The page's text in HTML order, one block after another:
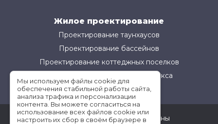
Жилое проектирование
Проектирование таунхаусов
Проектирование бассейнов
Проектирование коттеджных поселков
Проектирование жилого комплекса
©АМ-Проект все права защищены
Мы используем файлы cookie для
обеспечения стабильной работы сайта,
анализа трафика и персонализации
контента. Вы можете согласиться на
использование всех файлов cookie или
настроить их сбор в своём браузере в